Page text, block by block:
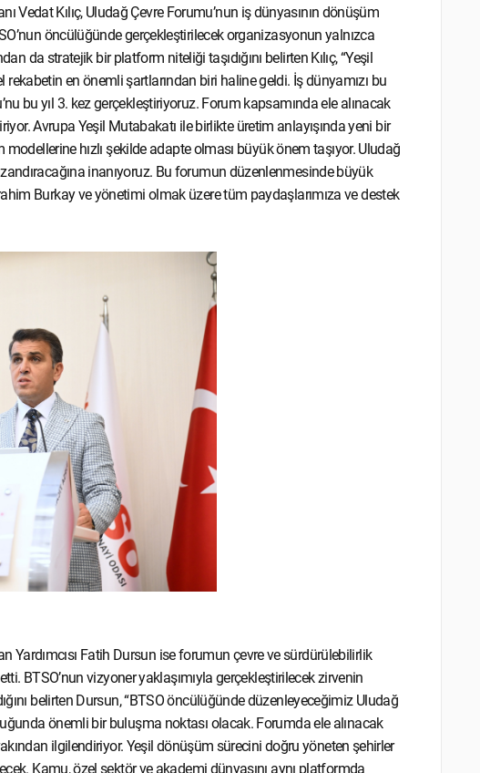
Vedat Kılıç, Uludağ Çevre Forumu’nun iş dünyasının dönüşüm
öncülüğünde gerçekleştirilecek organizasyonun yalnızca
da stratejik bir platform niteliği taşıdığını belirten Kılıç, “Yeşil
en önemli şartlarından biri haline geldi. İş dünyamızı bu
bu yıl 3. kez gerçekleştiriyoruz. Forum kapsamında ele alınacak
Avrupa Yeşil Mutabakatı ile birlikte üretim anlayışında yeni bir
hızlı şekilde adapte olması büyük önem taşıyor. Uludağ
inanıyoruz. Bu forumun düzenlenmesinde büyük
Burkay ve yönetimi olmak üzere tüm paydaşlarımıza ve destek
Yardımcısı Fatih Dursun ise forumun çevre ve sürdürülebilirlik
BTSO’nun vizyoner yaklaşımıyla gerçekleştirilecek zirvenin
belirten Dursun, “BTSO öncülüğünde düzenleyeceğimiz Uludağ
önemli bir buluşma noktası olacak. Forumda ele alınacak
ilgilendiriyor. Yeşil dönüşüm sürecini doğru yöneten şehirler
Kamu, özel sektör ve akademi dünyasını aynı platformda